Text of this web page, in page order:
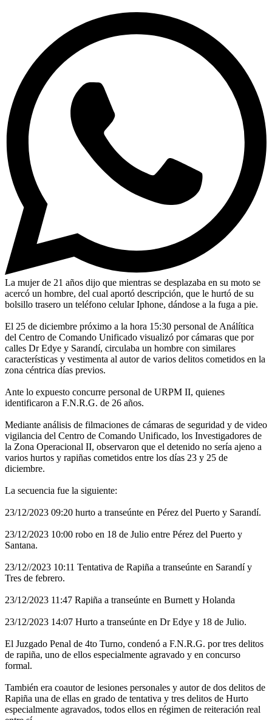
La mujer de 21 años dijo que mientras se desplazaba en su moto se
acercó un hombre, del cual aportó descripción, que le hurtó de su
bolsillo trasero un teléfono celular Iphone, dándose a la fuga a pie.
El 25 de diciembre próximo a la hora 15:30 personal de Análítica
del Centro de Comando Unificado visualizó por cámaras que por
calles Dr Edye y Sarandí, circulaba un hombre con similares
características y vestimenta al autor de varios delitos cometidos en la
zona céntrica días previos.
Ante lo expuesto concurre personal de URPM II, quienes
identificaron a F.N.R.G. de 26 años.
Mediante análisis de filmaciones de cámaras de seguridad y de video
vigilancia del Centro de Comando Unificado, los Investigadores de
la Zona Operacional II, observaron que el detenido no sería ajeno a
varios hurtos y rapiñas cometidos entre los días 23 y 25 de
diciembre.
La secuencia fue la siguiente:
23/12/2023 09:20 hurto a transeúnte en Pérez del Puerto y Sarandí.
23/12/2023 10:00 robo en 18 de Julio entre Pérez del Puerto y
Santana.
23/12//2023 10:11 Tentativa de Rapiña a transeúnte en Sarandí y
Tres de febrero.
23/12/2023 11:47 Rapiña a transeúnte en Burnett y Holanda
23/12/2023 14:07 Hurto a transeúnte en Dr Edye y 18 de Julio.
El Juzgado Penal de 4to Turno, condenó a F.N.R.G. por tres delitos
de rapiña, uno de ellos especialmente agravado y en concurso
formal.
También era coautor de lesiones personales y autor de dos delitos de
Rapiña una de ellas en grado de tentativa y tres delitos de Hurto
especialmente agravados, todos ellos en régimen de reiteración real